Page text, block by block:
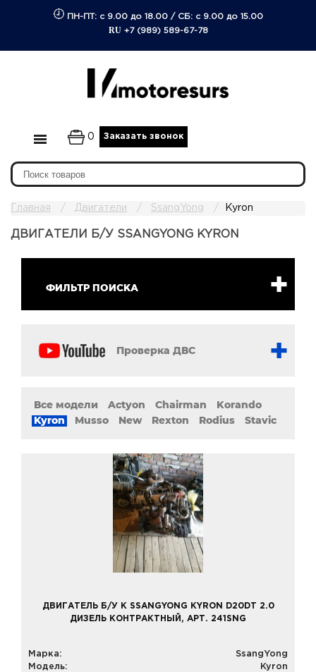
ПН-ПТ: с 9.00 до 18.00/ СБ: с 9.00 до 15.00
RU +7 (989) 589-67-78
0 Заказать звонок
Главная Двигатели SsangYong Kyron
ДВИГАТЕЛИ Б/У SSANGYONG KYRON
ФИЛЬТР ПОИСКА
Проверка ДВС
Все модели Actyon Chairman
Korando
Kyron
Musso New Rexton Rodius Stavic
ДВИГАТЕЛЬ Б/У К SSANGYONG KYRON D20DT 2.0
ДИЗЕЛЬ КОНТРАКТНЫЙ, АРТ. 241SNG
Марка:
SsangYong
Модель:
Kyron